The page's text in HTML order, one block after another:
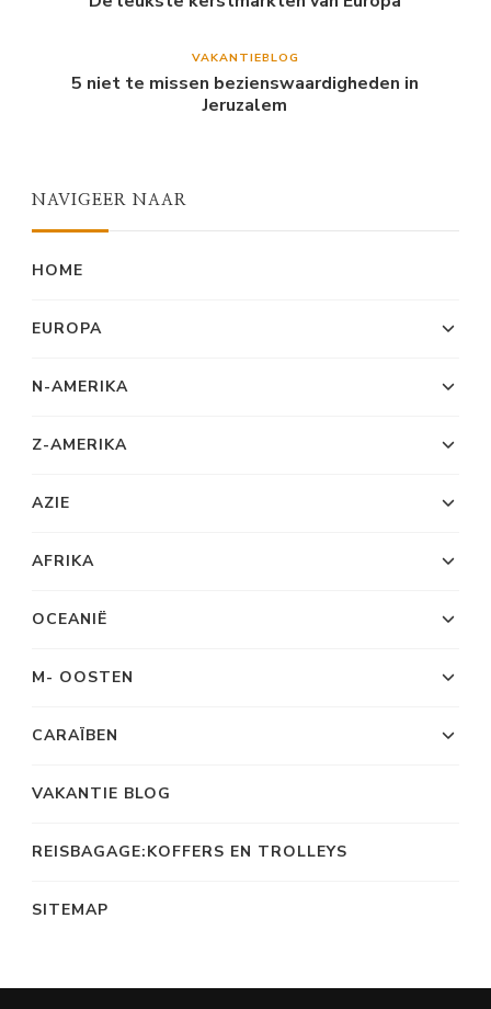
VAKANTIEBLOG
5 niet te missen bezienswaardigheden in
Jeruzalem
NAVIGEER NAAR
HOME
EUROPA
N-AMERIKA
Z-AMERIKA
AZIE
AFRIKA
OCEANIË
M- OOSTEN
CARAÏBEN
VAKANTIE BLOG
REISBAGAGE:KOFFERS EN TROLLEYS
SITEMAP